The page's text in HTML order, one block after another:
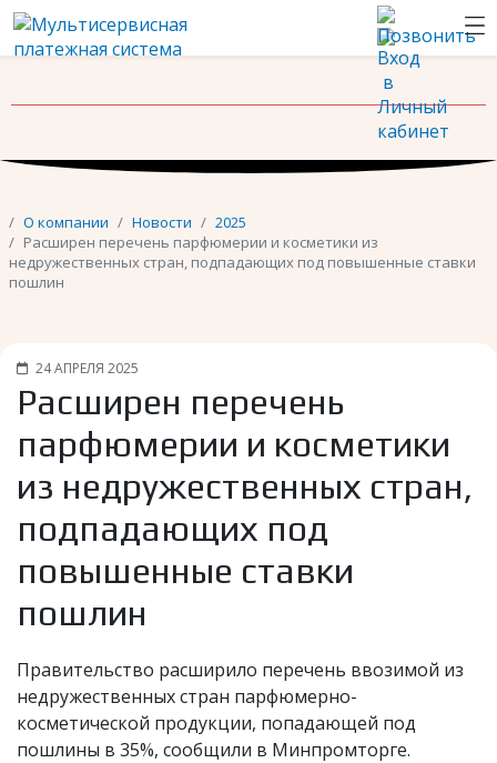
О компании Новости
2025
Расширен перечень парфюмерии и косметики из
недружественных стран, подпадающих под повышенные ставки
пошлин
24 АПРЕЛЯ 2025
Расширен перечень
парфюмерии и косметики
из недружественных стран,
подпадающих под
повышенные ставки
пошлин
Правительство расширило перечень ввозимой из
недружественных стран парфюмерно-
косметической продукции, попадающей под
пошлины в 35%, сообщили в Минпромторге.